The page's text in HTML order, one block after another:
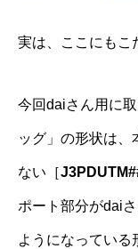
実は、ここにもこ
今回daiさん用に
ッグ」の形状は、
ない［
ポート部分がdai
ようになっている